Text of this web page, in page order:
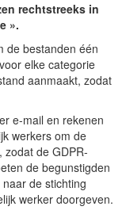
rechtstreeks in
».
de bestanden één
elke categorie
aanmaakt, zodat
e-mail en rekenen
werkers om de
de GDPR-
de begunstigden
de stichting
werker doorgeven.